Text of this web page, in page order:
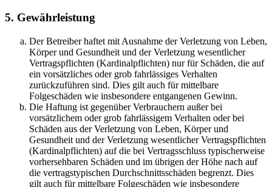
5. Gewährleistung
Der Betreiber haftet mit Ausnahme der Verletzung von Leben,
Körper und Gesundheit und der Verletzung wesentlicher
Vertragspflichten (Kardinalpflichten) nur für Schäden, die auf
ein vorsätzliches oder grob fahrlässiges Verhalten
zurückzuführen sind. Dies gilt auch für mittelbare
Folgeschäden wie insbesondere entgangenen Gewinn.
Die Haftung ist gegenüber Verbrauchern außer bei
vorsätzlichem oder grob fahrlässigem Verhalten oder bei
Schäden aus der Verletzung von Leben, Körper und
Gesundheit und der Verletzung wesentlicher Vertragspflichten
(Kardinalpflichten) auf die bei Vertragsschluss typischerweise
vorhersehbaren Schäden und im übrigen der Höhe nach auf
die vertragstypischen Durchschnittsschäden begrenzt. Dies
gilt auch für mittelbare Folgeschäden wie insbesondere